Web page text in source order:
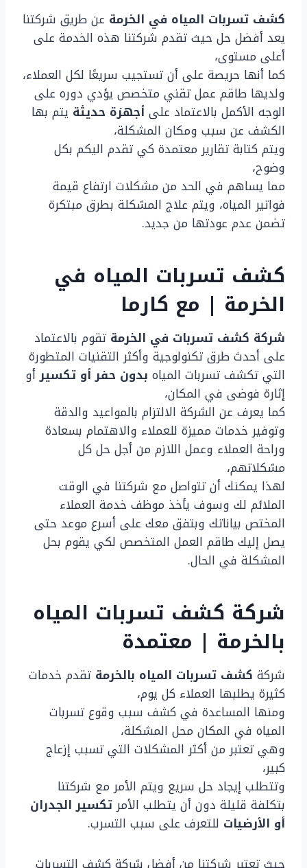
كشف تسربات المياه في الخرمة عن طريق شركتنا
يعد أفضل حل حيث تقدم شركتنا هذه الخدمة على
أعلى مستوى،
كما أنها حريصة على أن تستجيب سريعًا لكل العملاء،
ولديها طاقم عمل تقني متخصص يؤدي دوره على
الوجه الأكمل بالاعتماد علىأجهزة حديثة يتم بها
الكشف عن سبب ومكان المشكلة،
ويتم كتابة تقارير معتمدة كي تقدم اليكم بكل
وضوح،
مما يساهم في الحد من مشكلات ارتفاع قيمة
فواتير المياه، ويتم علاج المشكلة بطرق مبتكرة
تضمن عدم عودتها من جديد.
كشف تسربات المياه في
الخرمة | مع كارما
شركة كشف تسربات في الخرمة تقوم بالاعتماد
على أحدث طرق تكنولوجية وأكثر التقنيات المتطورة
التي تكشف تسربات المياه بدون حفر أو تكسيرأو
إثارة فوضى في المكان،
كما يعرف عن الشركة الالتزام بالمواعيد والدقة
وتوفير خدمات مميزة للعملاء والاهتمام بسعادة
وراحة العملاء وعمل اللازم من أجل حل كل
مشكلاتهم،
لهذا يمكنك أن تتواصل مع شركتنا في الوقت
الملائم لك وسوف يأخذ موظف خدمة العملاء
المختص بياناتك وبتفق معك على أسرع موعد حتى
يصل إليك طاقم العمل المتخصص لكي يقوم بحل
المشكلة في الحال.
شركة كشف تسربات المياه
بالخرمة | معتمدة
شركة كشف تسربات المياه بالخرمة تقدم خدمات
كثيرة يطلبها العملاء كل يوم،
ومنها المساعدة في كشف سبب وقوع تسربات
المياه في المكان محل المشكلة،
وهي تعتبر من أكثر المشكلات التي تسبب إزعاج
كبير،
وتتطلب إيجاد حل سريع ويتم الأمر مع شركتنا
بتكلفة قليلة دون أن يتطلب الأمرتكسير الجدران
أو الأرضيات للتعرف على سبب التسرب.